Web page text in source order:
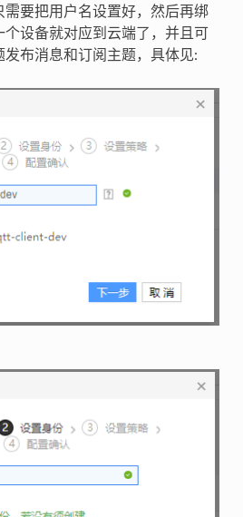
要把用户名设置好，然后再绑
设备就对应到云端了，并且可
布消息和订阅主题，具体见: